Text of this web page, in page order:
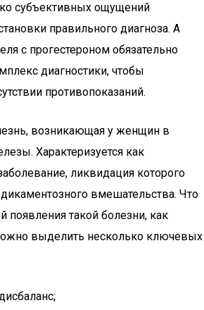
субъективных ощущений
правильного диагноза. А
с прогестероном обязательно
диагностики, чтобы
противопоказаний.
возникающая у женщин в
Характеризуется как
ликвидация которого
вмешательства. Что
появления такой болезни, как
выделить несколько ключевых